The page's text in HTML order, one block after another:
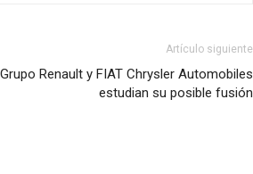
Artículo siguiente
Grupo Renault y FIAT Chrysler Automobiles
estudian su posible fusión